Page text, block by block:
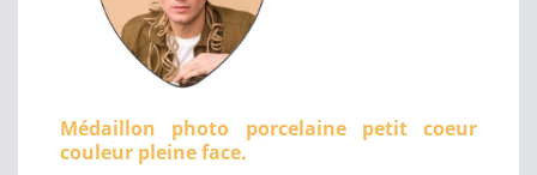
Médaillon photo porcelaine petit coeur
couleur pleine face.